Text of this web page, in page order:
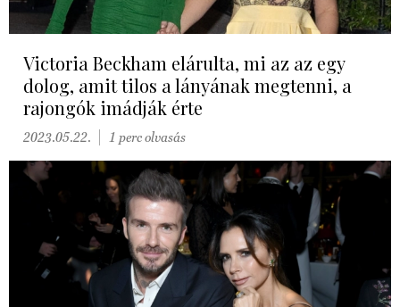
Victoria Beckham elárulta, mi az az egy
dolog, amit tilos a lányának megtenni, a
rajongók imádják érte
2023.05.22. 1 perc olvasás